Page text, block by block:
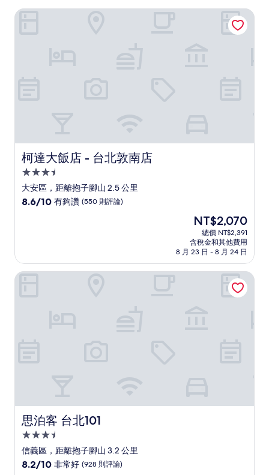
柯達大飯店 - 台北敦南店
柯達大飯店 - 台北敦南店
3.5
星
級
大安區，距離抱子腳山 2.5 公里
8.6
有
夠
8.6/10 有夠讚 (550 則評論)
現
價
格
為
NT$2,070
NT$2,070
總價 NT$2,391
含稅金和其他費用
8 月 23 日 - 8 月 24 日
柯達大飯店 - 台北敦南店
思泊客 台北101
思泊客 台北101
3.5
星
級
信義區，距離抱子腳山 3.2 公里
8.2
8.2/10 非常好 (928 則評論)
思泊客 台北101